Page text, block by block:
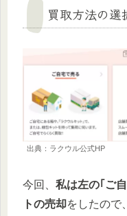
買取方法の選
出典：ラクウル公式HP
今回、 私は左の｢ご
トの売却をしたので